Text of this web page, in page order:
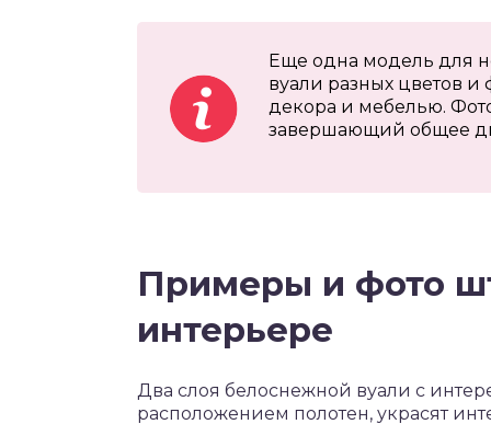
Еще одна модель для
вуали разных цветов
декора и мебелью.
завершающий общее
Примеры и фото
интерьере
Два слоя белоснежной вуали с
расположением полотен, украсят